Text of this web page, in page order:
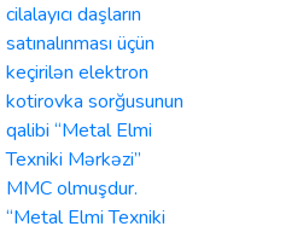
cilalayıcı daşların
satınalınması üçün
keçirilən elektron
kotirovka sorğusunun
qalibi “Metal Elmi
Texniki Mərkəzi”
MMC olmuşdur.
“Metal Elmi Texniki